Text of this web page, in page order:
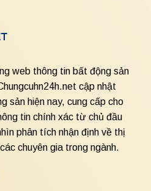
web thông tin bất động sản
cập nhật
sản hiện nay, cung cấp cho
tin chính xác từ chủ đầu
phân tích nhận định về thị
chuyên gia trong ngành.